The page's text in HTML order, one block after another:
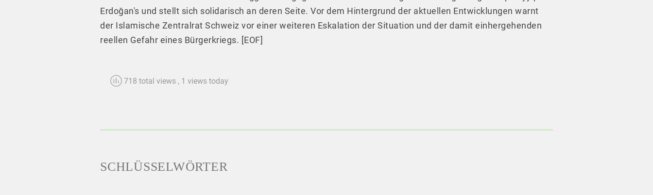
Erdoğan's und stellt sich solidarisch an deren Seite. Vor dem Hintergrund der aktuellen Entwicklungen warnt
der Islamische Zentralrat Schweiz vor einer weiteren Eskalation der Situation und der damit einhergehenden
reellen Gefahr eines Bürgerkriegs. [EOF]
718 total views , 1 views today
SCHLÜSSELWÖRTER